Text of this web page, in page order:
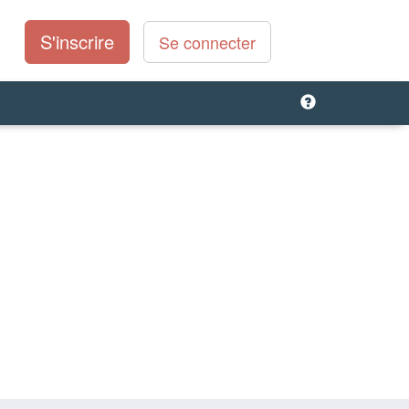
S'inscrire Se connecter